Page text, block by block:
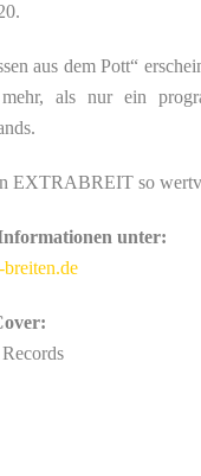
aus dem Pott“
als nur ein
EXTRABREIT so
unter: